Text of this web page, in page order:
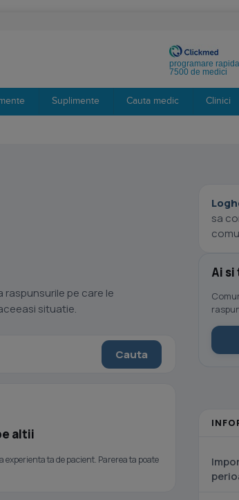
programare
7500 de medici
Suplimente Cauta medic Clinici
pe care le
situatie.
Cauta
altii
experienta ta de pacient. Parerea ta poate
sa
Ai